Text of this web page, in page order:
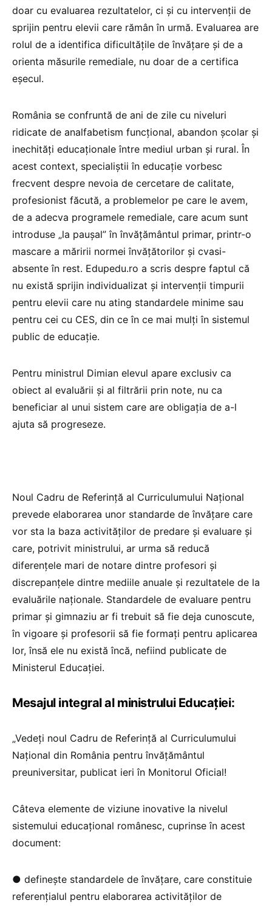
doar cu evaluarea rezultatelor, ci și cu intervenții de
sprijin pentru elevii care rămân în urmă. Evaluarea are
rolul de a identifica dificultățile de învățare și de a
orienta măsurile remediale, nu doar de a certifica
eșecul.
România se confruntă de ani de zile cu niveluri
ridicate de analfabetism funcțional, abandon școlar și
inechități educaționale între mediul urban și rural. În
acest context, specialiștii în educație vorbesc
frecvent despre nevoia de cercetare de calitate,
profesionist făcută, a problemelor pe care le avem,
de a adecva programele remediale, care acum sunt
introduse „la paușal” în învățământul primar, printr-o
mascare a măririi normei învățătorilor și cvasi-
absente în rest. Edupedu.ro a scris despre faptul că
nu există sprijin individualizat și intervenții timpurii
pentru elevii care nu ating standardele minime sau
pentru cei cu CES, din ce în ce mai mulți în sistemul
public de educație.
Pentru ministrul Dimian elevul apare exclusiv ca
obiect al evaluării și al filtrării prin note, nu ca
beneficiar al unui sistem care are obligația de a-l
ajuta să progreseze.
Noul Cadru de Referință al Curriculumului Național
prevede elaborarea unor standarde de învățare care
vor sta la baza activităților de predare și evaluare și
care, potrivit ministrului, ar urma să reducă
diferențele mari de notare dintre profesori și
discrepanțele dintre mediile anuale și rezultatele de la
evaluările naționale. Standardele de evaluare pentru
primar și gimnaziu ar fi trebuit să fie deja cunoscute,
în vigoare și profesorii să fie formați pentru aplicarea
lor, însă ele nu există încă, nefiind publicate de
Ministerul Educației.
Mesajul integral al ministrului Educației:
„Vedeți noul Cadru de Referință al Curriculumului
Național din România pentru învățământul
preuniversitar, publicat ieri în Monitorul Oficial!
Câteva elemente de viziune inovative la nivelul
sistemului educațional românesc, cuprinse în acest
document:
● definește standardele de învățare, care constituie
referențialul pentru elaborarea activităților de